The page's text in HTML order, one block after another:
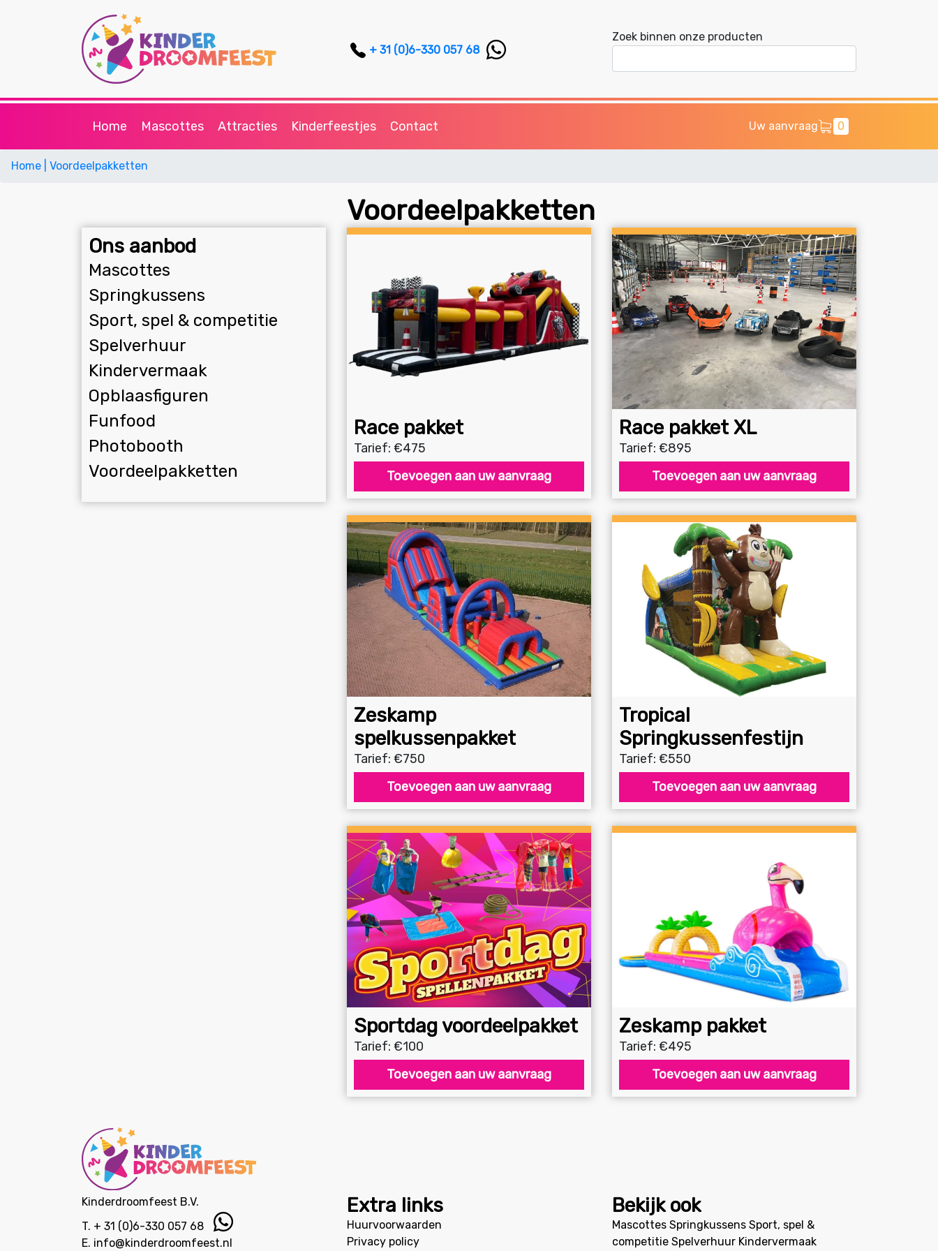
+ 31 (0)6-330 057 68
Zoek binnen onze producten
Home Mascottes Attracties Kinderfeestjes Contact Uw aanvraag 0
Home | Voordeelpakketten
Voordeelpakketten
Ons aanbod
Mascottes
Springkussens
Sport, spel & competitie
Spelverhuur
Kindervermaak
Opblaasfiguren
Funfood
Photobooth
Voordeelpakketten
Race pakket
Tarief: €475
Toevoegen aan uw aanvraag
Race pakket XL
Tarief: €895
Toevoegen aan uw aanvraag
Zeskamp
spelkussenpakket
Tarief: €750
Toevoegen aan uw aanvraag
Tropical
Springkussenfestijn
Tarief: €550
Toevoegen aan uw aanvraag
Sportdag voordeelpakket
Tarief: €100
Toevoegen aan uw aanvraag
Zeskamp pakket
Tarief: €495
Toevoegen aan uw aanvraag
Kinderdroomfeest B.V.
T. + 31 (0)6-330 057 68
E. info@kinderdroomfeest.nl
Extra links
Huurvoorwaarden
Privacy policy
Bekijk ook
Mascottes Springkussens Sport, spel &
competitie Spelverhuur Kindervermaak